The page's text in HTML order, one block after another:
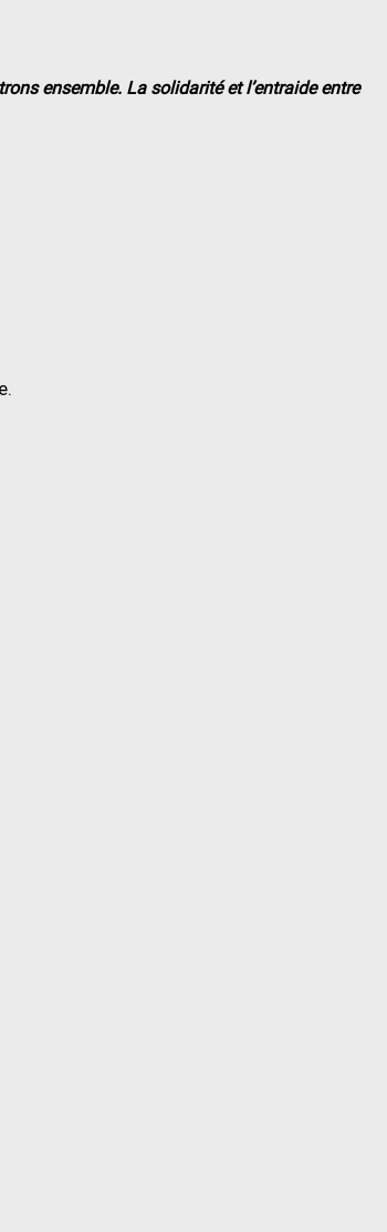
ensemble. La solidarité et l’entraide entre